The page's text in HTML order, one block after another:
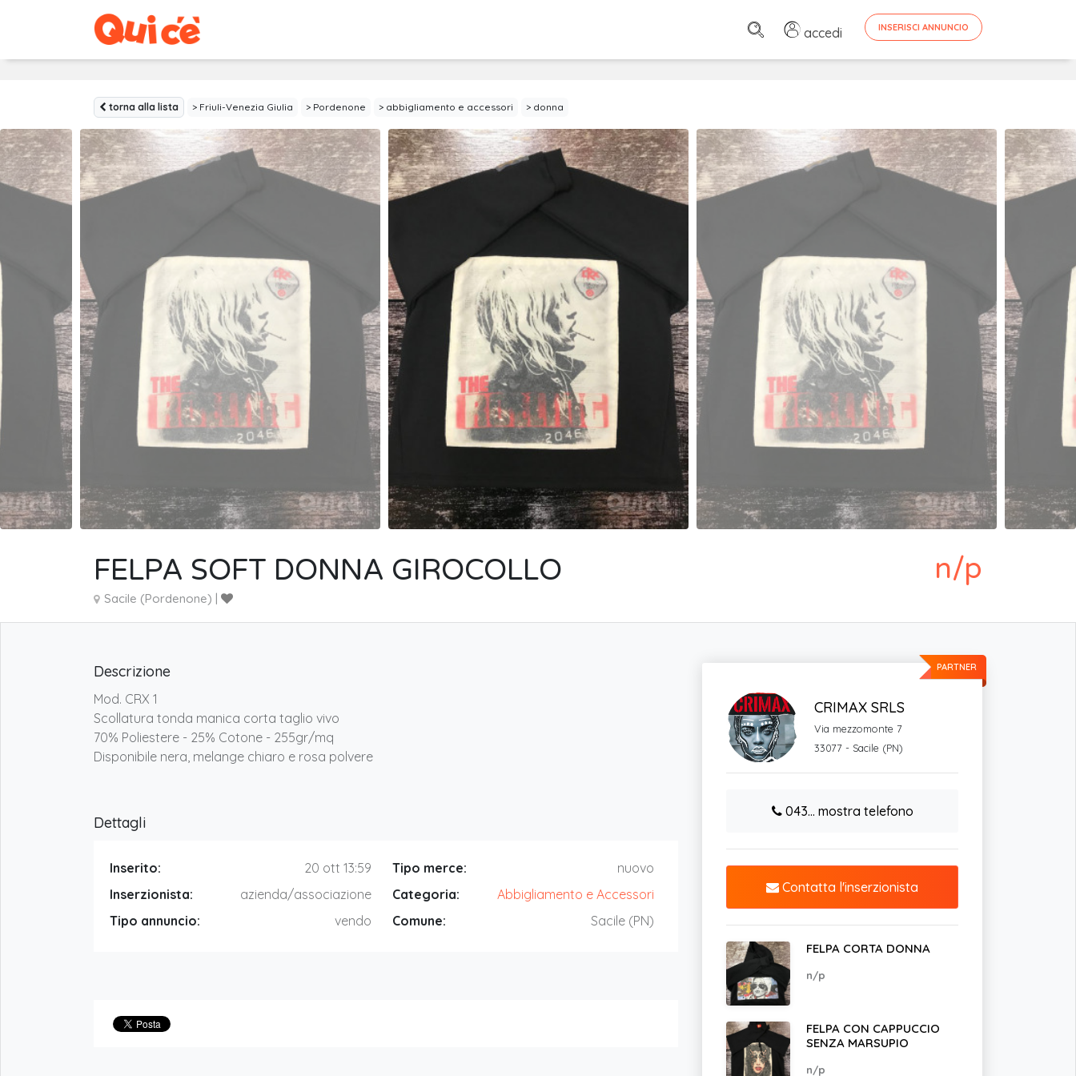
accedi INSERISCI ANNUNCIO
torna alla lista Friuli-Venezia Giulia Pordenone abbigliamento e accessori donna
FELPA SOFT DONNA GIROCOLLO
Sacile (Pordenone) |
n/p
Descrizione
Mod. CRX 1
Scollatura tonda manica corta taglio vivo
70% Poliestere - 25% Cotone - 255gr/mq
Disponibile nera, melange chiaro e rosa polvere
Dettagli
Inserito:
20 ott 13:59
Inserzionista:
azienda/associazione
Tipo annuncio:
vendo
Tipo merce:
nuovo
Categoria:
Abbigliamento e Accessori
Comune:
Sacile (PN)
PARTNER
CRIMAX SRLS
Via mezzomonte 7
33077 - Sacile (PN)
043... mostra telefono
Contatta l'inserzionista
FELPA CORTA DONNA
n/p
FELPA CON CAPPUCCIO
SENZA MARSUPIO
n/p